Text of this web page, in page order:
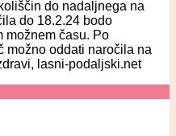
do nadaljnega na
do 18.2.24 bodo
možnem času. Po
možno oddati naročila na
lasni-podaljski.net